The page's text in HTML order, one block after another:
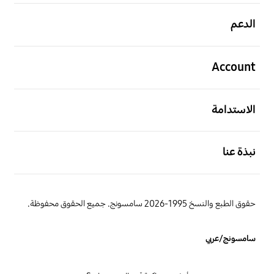
الدعم
Account
الاستدامة
نبذة عنا
حقوق الطبع والنسخ 1995-2026 سامسونج. جميع الحقوق محفوظة.
سامسونج/عربي